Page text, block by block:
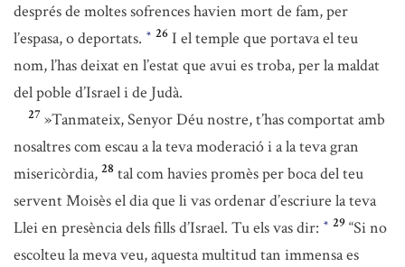
després de moltes sofrences havien mort de fam, per
l’espasa, o deportats. * 26 I el temple que portava el teu
nom, l’has deixat en l’estat que avui es troba, per la maldat
del poble d’Israel i de Judà.
27 »Tanmateix, Senyor Déu nostre, t’has comportat amb
nosaltres com escau a la teva moderació i a la teva gran
misericòrdia, 28 tal com havies promès per boca del teu
servent Moisès el dia que li vas ordenar d’escriure la teva
Llei en presència dels fills d’Israel. Tu els vas dir: * 29 “Si no
escolteu la meva veu, aquesta multitud tan immensa es